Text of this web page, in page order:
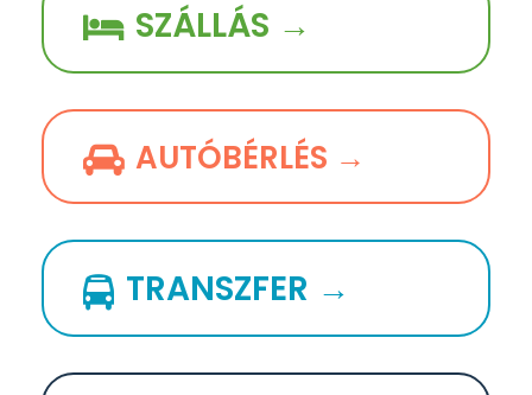
SZÁLLÁS →
AUTÓBÉRLÉS →
TRANSZFER →